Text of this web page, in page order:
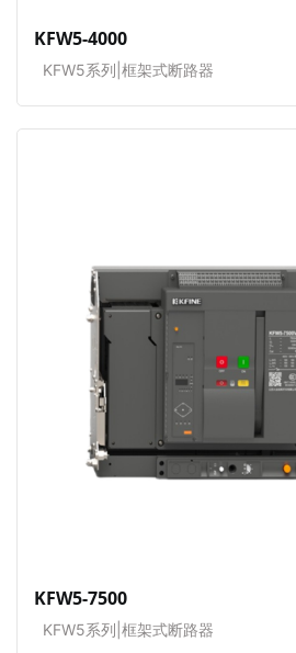
KFW5-4000
KFW5系列|框架式断路器
KFW5-7500
KFW5系列|框架式断路器